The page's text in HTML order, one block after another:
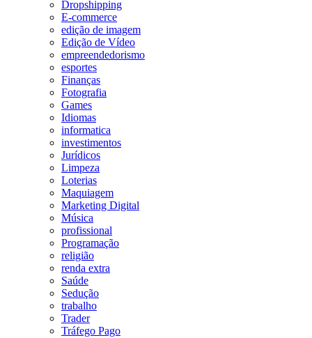
Dropshipping
E-commerce
edição de imagem
Edição de Vídeo
empreendedorismo
esportes
Finanças
Fotografia
Games
Idiomas
informatica
investimentos
Jurídicos
Limpeza
Loterias
Maquiagem
Marketing Digital
Música
profissional
Programação
religião
renda extra
Saúde
Sedução
trabalho
Trader
Tráfego Pago